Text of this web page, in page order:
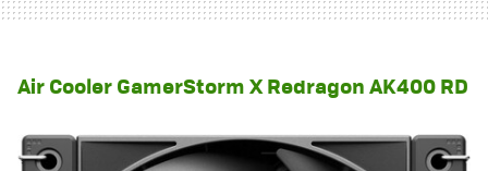
Air Cooler GamerStorm X Redragon AK400 RD